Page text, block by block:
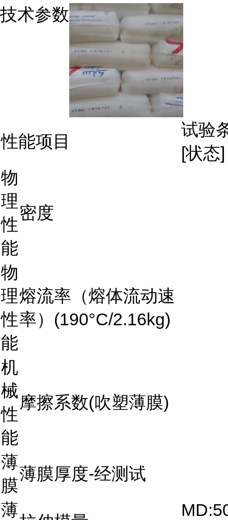
技术参数
性能项目
试验
[状态]
物
理
性
能
密度
物
理
性
能
熔流率（熔体流动速
率）(190°C/2.16kg)
机
械
性
能
摩擦系数(吹塑薄膜)
薄
膜
薄膜厚度-经测试
薄